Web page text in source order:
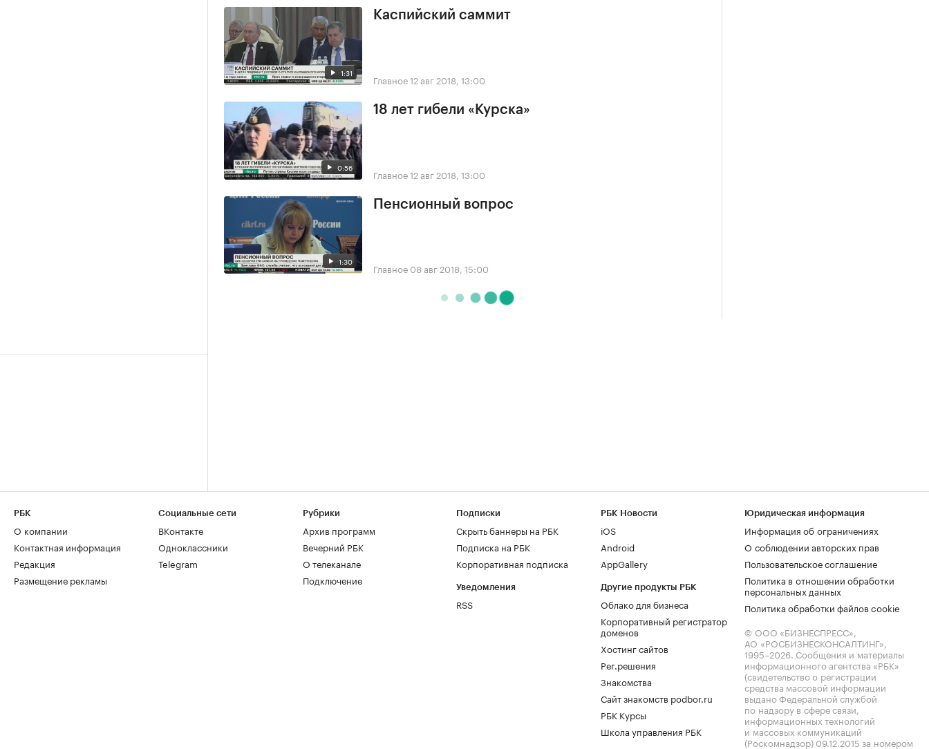
1:31
Каспийский саммит
Главное12 авг 2018, 13:00
0:56
18 лет гибели «Курска»
Главное12 авг 2018, 13:00
1:30
Пенсионный вопрос
Главное 08 авг 2018, 15:00
РБК
О компании
Контактная информация
Редакция
Размещение рекламы
Социальные сети
ВКонтакте
Одноклассники
Telegram
Рубрики
Архив программ
Вечерний РБК
О телеканале
Подключение
Подписки
Скрыть баннеры на РБК
Подписка на РБК
Корпоративная подписка
Уведомления
RSS
РБК Новости
iOS
Android
AppGallery
Другие продукты РБК
Облако для бизнеса
Корпоративный регистратор
доменов
Хостинг сайтов
Рег.решения
Знакомства
Сайт знакомств podbor.ru
РБК Курсы
Школа управления РБК
Юридическая информация
Информация об ограничениях
О соблюдении авторских прав
Пользовательское соглашение
Политика в отношении обработки
персональных данных
Политика обработки файлов cookie
© ООО «БИЗНЕСПРЕСС»,
АО «РОСБИЗНЕСКОНСАЛТИНГ»,
1995–2026. Сообщения и материалы
информационного агентства «РБК»
(свидетельство о регистрации
средства массовой информации
выдано Федеральной службой
по надзору в сфере связи,
информационных технологий
и массовых коммуникаций
(Роскомнадзор) 09.12.2015 за номером